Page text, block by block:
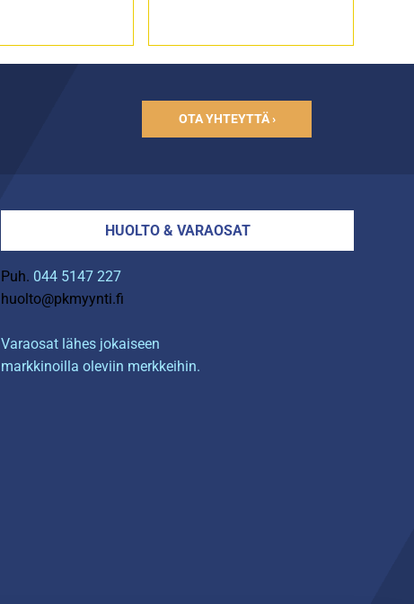
OTA YHTEYTTÄ ›
HUOLTO & VARAOSAT
Puh. 044 5147 227
huolto@pkmyynti.fi
Varaosat lähes jokaiseen
markkinoilla oleviin merkkeihin.